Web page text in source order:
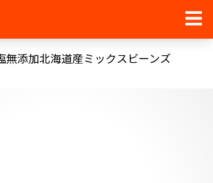
無添加北海道産ミックスビーンズ